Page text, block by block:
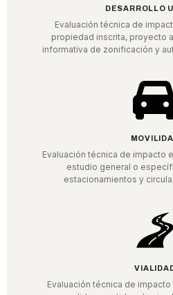
DESARROLLO
Evaluación técnica de
propiedad inscrita, proyecto
informativa de zonificación y
Evaluación técnica de impacto
estudio general o
estacionamientos y
Evaluación técnica de